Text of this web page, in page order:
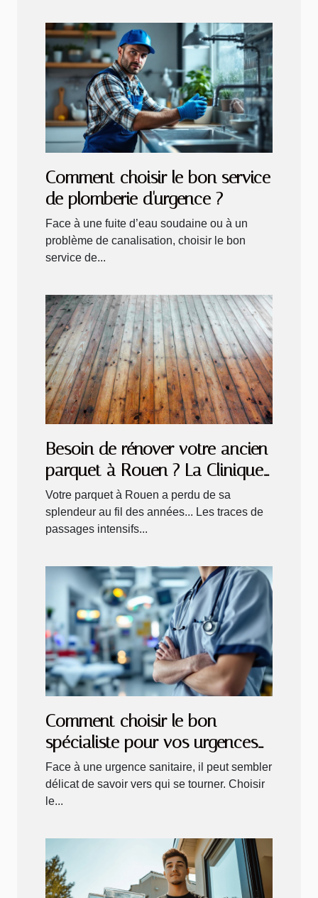
Comment choisir le bon service
de plomberie d'urgence ?
Face à une fuite d’eau soudaine ou à un
problème de canalisation, choisir le bon
service de...
Besoin de rénover votre ancien
parquet à Rouen ? La Clinique
du Sol vous accompagne !
Votre parquet à Rouen a perdu de sa
splendeur au fil des années... Les traces de
passages intensifs...
Comment choisir le bon
spécialiste pour vos urgences
sanitaires ?
Face à une urgence sanitaire, il peut sembler
délicat de savoir vers qui se tourner. Choisir
le...